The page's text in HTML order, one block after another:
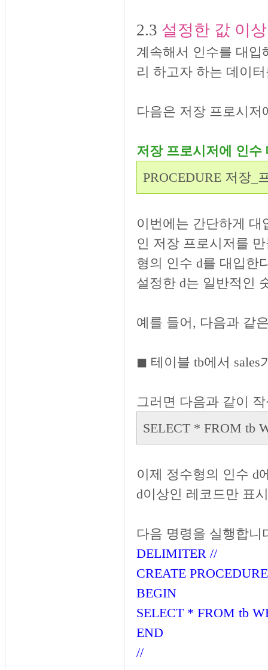
2.3 설정한 값 이
계속해서 인수를 대입
리 하고자 하는 데이
다음은 저장 프로시
저장 프로시저에 인수
PROCEDURE 저장_
이번에는 간단하게
인 저장 프로시저를
형의 인수 d를 대입한
설정한 d는 일반적인
예를 들어, 다음과 같
◼︎ 테이블 tb에서 sales
그러면 다음과 같이
SELECT * FROM tb
이제 정수형의 인수 d
d이상인 레코드만 표
다음 명령을 실행합니
DELIMITER //
CREATE
BEGIN
SELECT * FROM tb
END
//